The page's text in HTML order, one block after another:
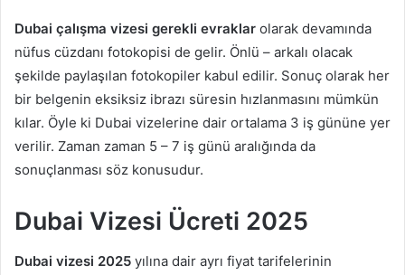
Dubai çalışma vizesi gerekli evraklar olarak devamında
nüfus cüzdanı fotokopisi de gelir. Önlü – arkalı olacak
şekilde paylaşılan fotokopiler kabul edilir. Sonuç olarak her
bir belgenin eksiksiz ibrazı süresin hızlanmasını mümkün
kılar. Öyle ki Dubai vizelerine dair ortalama 3 iş gününe yer
verilir. Zaman zaman 5 – 7 iş günü aralığında da
sonuçlanması söz konusudur.
Dubai Vizesi Ücreti 2025
Dubai vizesi 2025 yılına dair ayrı fiyat tarifelerinin